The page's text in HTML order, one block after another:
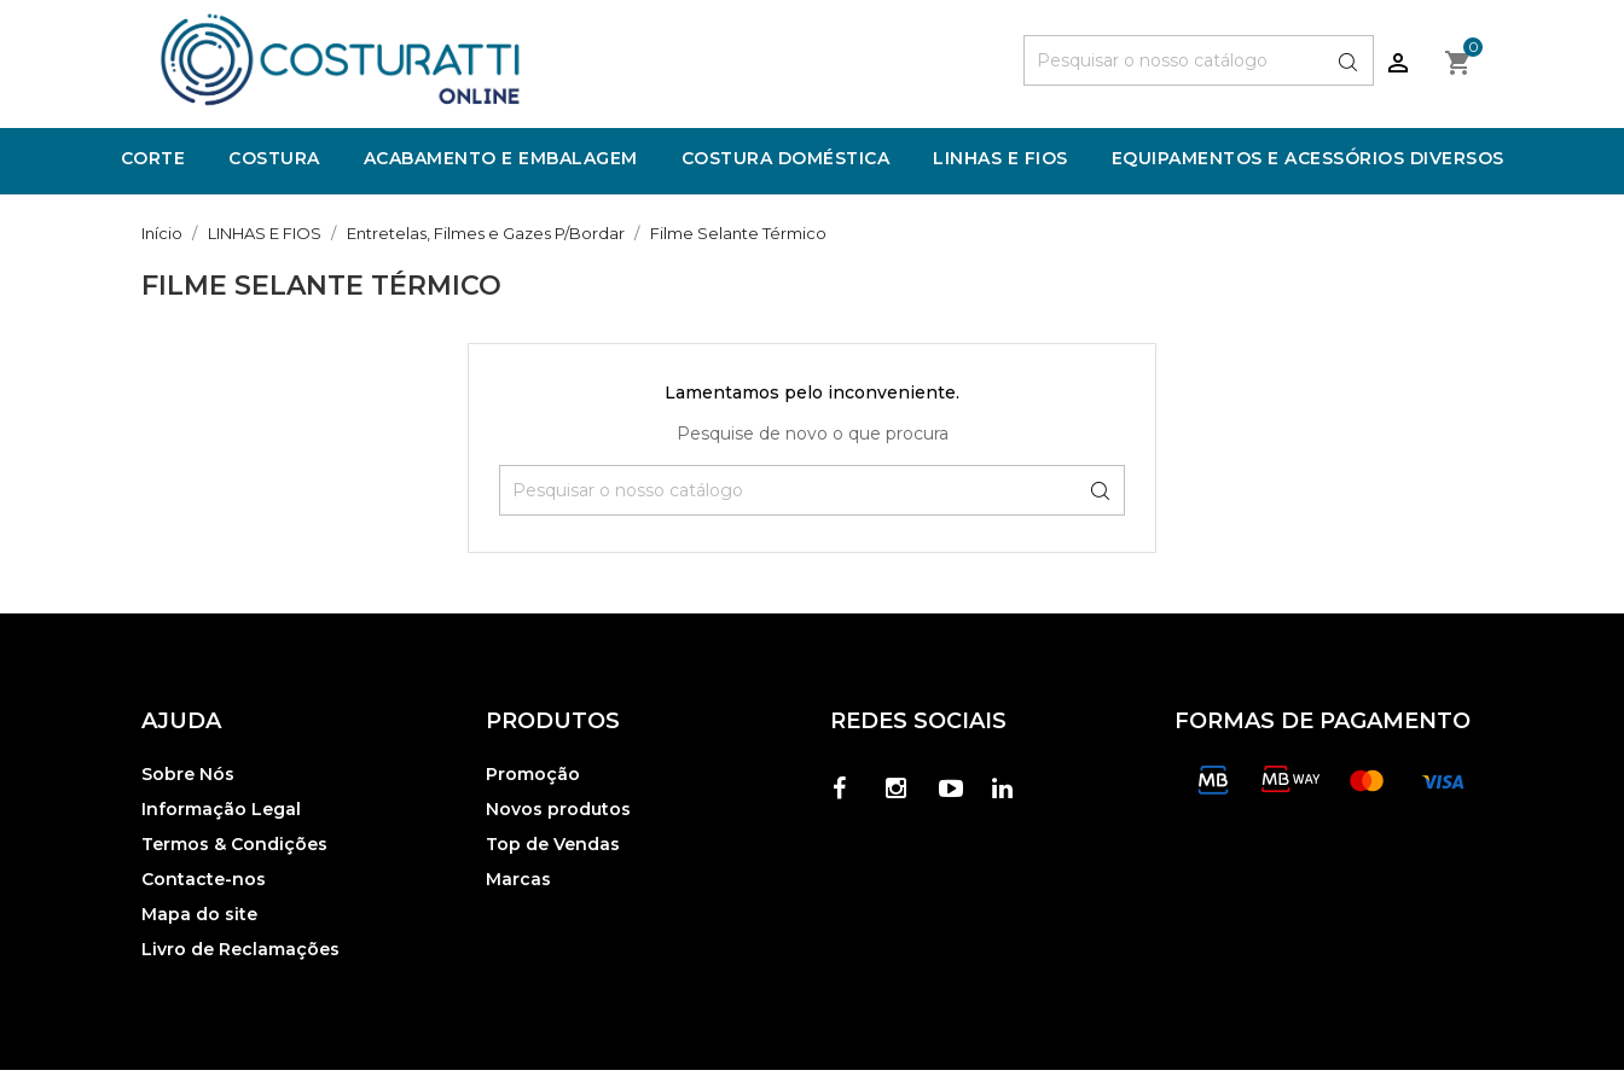

0

CORTE COSTURA ACABAMENTO E EMBALAGEM COSTURA DOMÉSTICA LINHAS E FIOS EQUIPAMENTOS E ACESSÓRIOS DIVERSOS
Início LINHAS E FIOS Entretelas, Filmes e Gazes P/Bordar Filme Selante Térmico
FILME SELANTE TÉRMICO
Lamentamos pelo inconveniente.
Pesquise de novo o que procura
AJUDA
Sobre Nós
Informação Legal
Termos & Condições
Contacte-nos
Mapa do site
Livro de Reclamações
PRODUTOS
Promoção
Novos produtos
Top de Vendas
Marcas
REDES SOCIAIS FORMAS DE PAGAMENTO
Cancelar